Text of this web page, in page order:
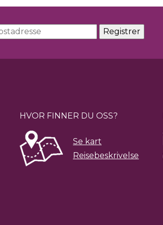
HVOR FINNER DU OSS?
Se kart
Reisebeskrivelse